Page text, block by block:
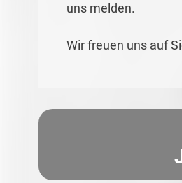
uns melden.
Wir freuen uns auf